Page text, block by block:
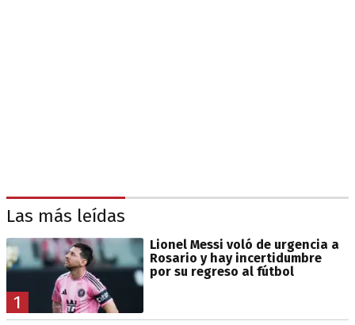
Las más leídas
1
Lionel Messi voló de urgencia a
Rosario y hay incertidumbre
por su regreso al fútbol